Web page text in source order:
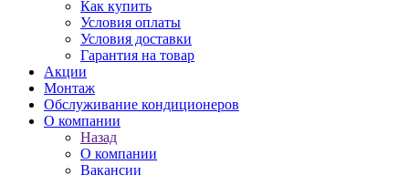
Как купить
Условия оплаты
Условия доставки
Гарантия на товар
Акции
Монтаж
Обслуживание кондиционеров
О компании
Назад
О компании
Вакансии